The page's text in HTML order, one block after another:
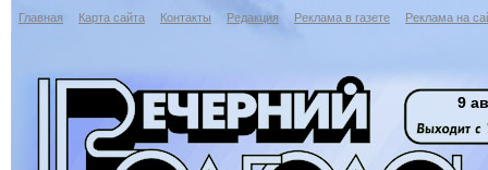
Главная Карта сайта Контакты Редакция Реклама в газете Реклама на
9